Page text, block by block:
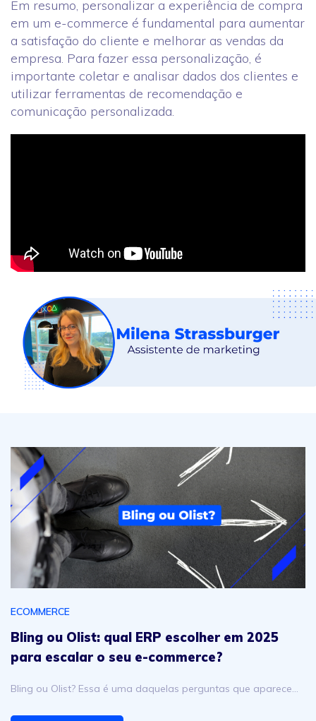
Em resumo, personalizar a experiência de compra
em um e-commerce é fundamental para aumentar
a satisfação do cliente e melhorar as vendas da
empresa. Para fazer essa personalização, é
importante coletar e analisar dados dos clientes e
utilizar ferramentas de recomendação e
comunicação personalizada.
Bling ou Olist: qual ERP escolher em 2025 para escalar
ECOMMERCE
Bling ou Olist: qual ERP escolher em 2025
para escalar o seu e-commerce?
Bling ou Olist? Essa é uma daquelas perguntas que aparece…